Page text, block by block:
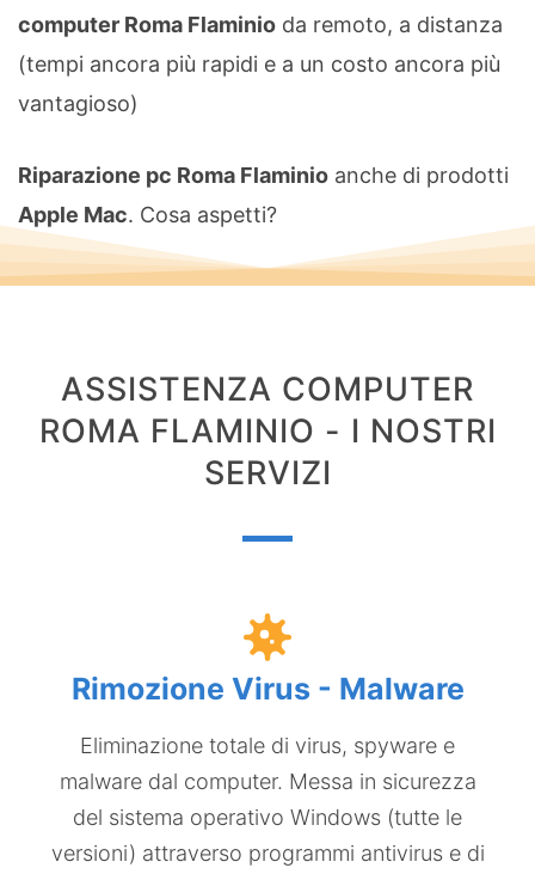
computer Roma Flaminio da remoto, a distanza
(tempi ancora più rapidi e a un costo ancora più
vantagioso)
Riparazione pc Roma Flaminio anche di prodotti
Apple Mac. Cosa aspetti?
ASSISTENZA COMPUTER
ROMA FLAMINIO - I NOSTRI
SERVIZI
Rimozione Virus - Malware
Eliminazione totale di virus, spyware e
malware dal computer. Messa in sicurezza
del sistema operativo Windows (tutte le
versioni)​ attraverso programmi antivirus e di